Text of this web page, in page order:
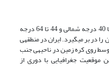
منطقه مورد مطالعه به مختصات 25 تا 40 درجه شمالی و 44 تا 64 درجه
در بر می­گیرد. ایران در منطقه­ی
روی کره زمین در ناحیه­ی جنب
موقعیت جغرافیایی با دوری از